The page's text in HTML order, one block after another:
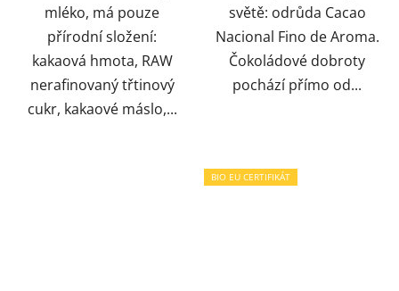
mléko, má pouze
přírodní složení:
kakaová hmota, RAW
nerafinovaný třtinový
cukr, kakaové máslo,...
světě: odrůda Cacao
Nacional Fino de Aroma.
Čokoládové dobroty
pochází přímo od...
BIO EU CERTIFIKÁT